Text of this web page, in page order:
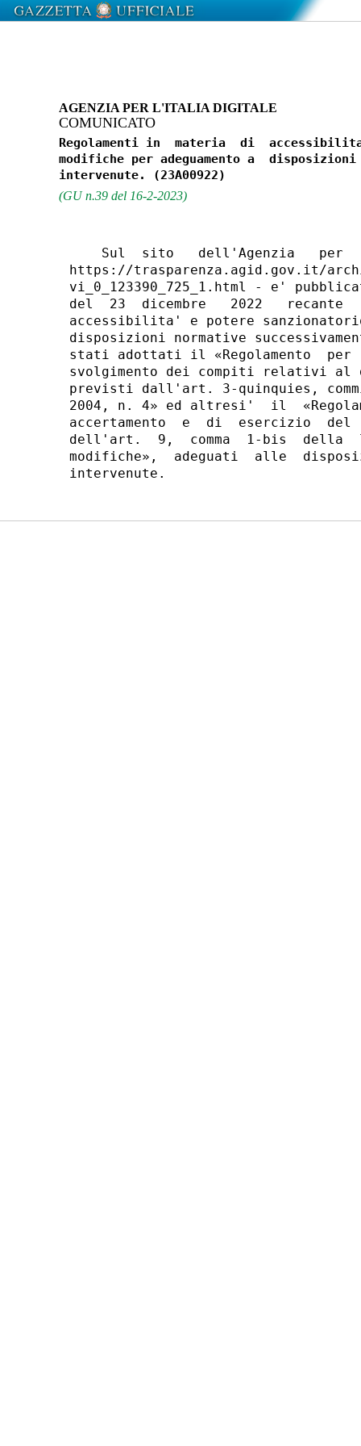
AGENZIA PER L'ITALIA DIGITALE
COMUNICATO
Regolamenti in  materia  di
modifiche per adeguamento a  disposizioni
(GU n.39 del 16-2-2023)
Sul  sito   dell'Agenzia   per
https://trasparenza.agid.gov.it/
vi_0_123390_725_1.html - e'
del  23  dicembre   2022
accessibilita' e potere
disposizioni normative
stati adottati il «Regolamento
svolgimento dei compiti relativi
previsti dall'art. 3-quinquies,
2004, n. 4» ed altresi'  il
accertamento  e  di  esercizio
dell'art.  9,  comma  1-bis  della
modifiche»,  adeguati  alle